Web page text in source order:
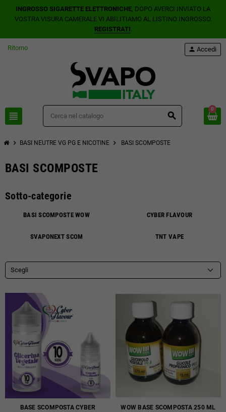
INGROSSO SIGARETTE ELETTRONICHE, DOPO AVERCI INVIATO LA
VOSTRA VISURA CAMERALE VI ABILITIAMO AL LISTINO INGROSSO.
REGISTRATI.
Ritorno
view_headline search
person Accedi
0
chevron_right BASI NEUTRE VG PG E NICOTINE chevron_right BASI SCOMPOSTE
BASI SCOMPOSTE
Sotto-categorie
BASI SCOMPOSTE WOW CYBER FLAVOUR
SVAPONEXT SCOM TNT VAPE
Scegli
BASE SCOMPOSTA CYBER
WOW BASE SCOMPOSTA 250 ML